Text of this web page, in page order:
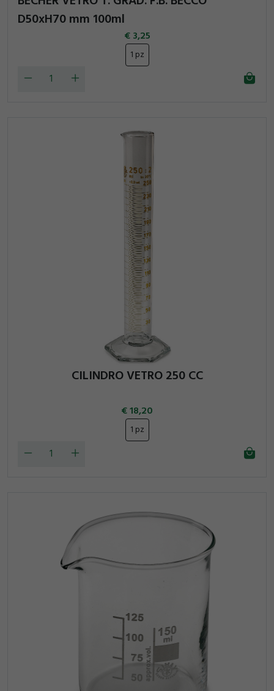
D50xH70 mm 100ml
3,25
1 pz
CILINDRO VETRO 250 CC
18,20
1 pz